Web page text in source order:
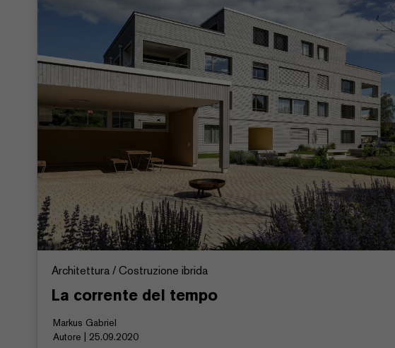
Architettura / Costruzione ibrida
La corrente del tempo
Markus Gabriel
Autore | 25.09.2020